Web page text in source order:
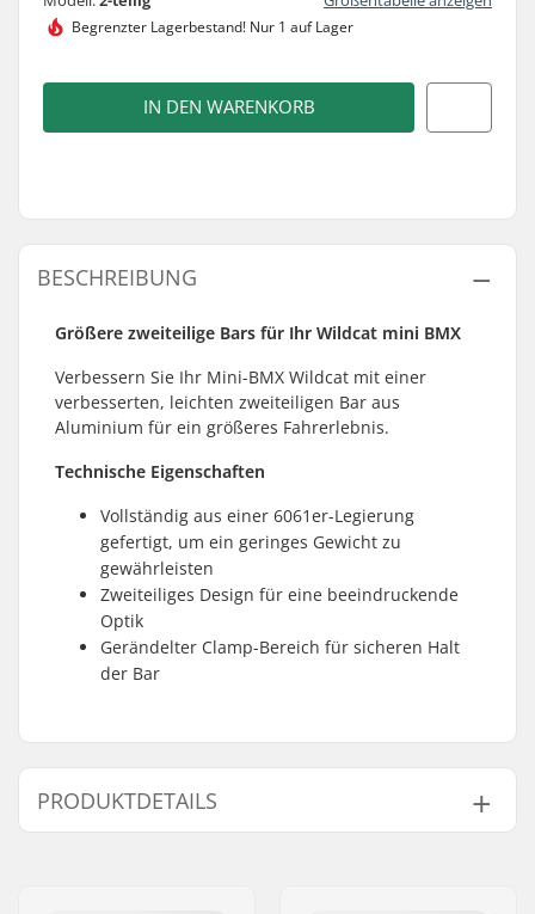
Begrenzter Lagerbestand! Nur 1 auf Lager
IN DEN WARENKORB
BESCHREIBUNG
Größere zweiteilige Bars für Ihr Wildcat mini BMX
Verbessern Sie Ihr Mini-BMX Wildcat mit einer
verbesserten, leichten zweiteiligen Bar aus
Aluminium für ein größeres Fahrerlebnis.
Technische Eigenschaften
Vollständig aus einer 6061er-Legierung
gefertigt, um ein geringes Gewicht zu
gewährleisten
Zweiteiliges Design für eine beeindruckende
Optik
Gerändelter Clamp-Bereich für sicheren Halt
der Bar
PRODUKTDETAILS